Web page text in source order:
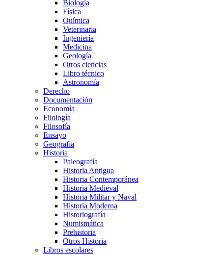
Biología
Física
Química
Veterinaria
Ingeniería
Medicina
Geología
Otros ciencias
Libro técnico
Astronomía
Derecho
Documentación
Economía
Filología
Filosofía
Ensayo
Geografía
Historia
Paleografía
Historia Antigua
Historia Contemporánea
Historia Medieval
Historia Militar y Naval
Historia Moderna
Historiografía
Numismática
Prehistoria
Otros Historia
Libros escolares